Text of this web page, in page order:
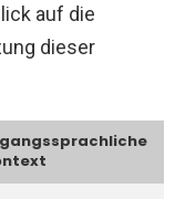
auf die
dieser